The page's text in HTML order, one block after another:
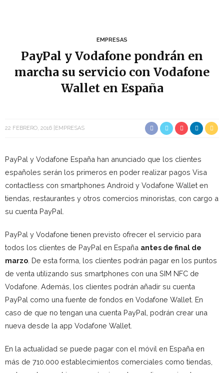
EMPRESAS
PayPal y Vodafone pondrán en
marcha su servicio con Vodafone
Wallet en España
22 FEBRERO, 2016 EMPRESAS
PayPal y Vodafone España han anunciado que los clientes
españoles serán los primeros en poder realizar pagos Visa
contactless con smartphones Android y Vodafone Wallet en
tiendas, restaurantes y otros comercios minoristas, con cargo a
su cuenta PayPal.
PayPal y Vodafone tienen previsto ofrecer el servicio para
todos los clientes de PayPal en España antes de final de
marzo . De esta forma, los clientes podrán pagar en los puntos
de venta utilizando sus smartphones con una SIM NFC de
Vodafone. Además, los clientes podrán añadir su cuenta
PayPal como una fuente de fondos en Vodafone Wallet. En
caso de que no tengan una cuenta PayPal, podrán crear una
nueva desde la app Vodafone Wallet.
En la actualidad se puede pagar con el móvil en España en
más de 710.000 establecimientos comerciales como tiendas,